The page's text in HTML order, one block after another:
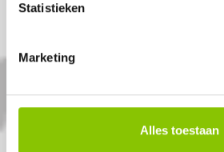
Statistieken
Marketing
Alles toestaan
Artikelnummer: 1205